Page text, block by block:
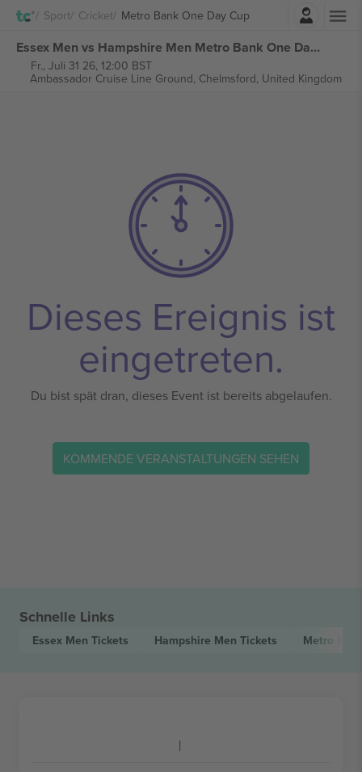
Sport Cricket Metro Bank One Day Cup
Einloggen
Essex Men vs Hampshire Men Metro Bank One Day Cup tickets
Fr., Juli 31 26, 12:00 BST
Ambassador Cruise Line Ground, Chelmsford, United Kingdom
Dieses Ereignis ist
eingetreten.
Du bist spät dran, dieses Event ist bereits abgelaufen.
KOMMENDE VERANSTALTUNGEN SEHEN
Schnelle Links
Essex Men Tickets Hampshire Men Tickets Metro